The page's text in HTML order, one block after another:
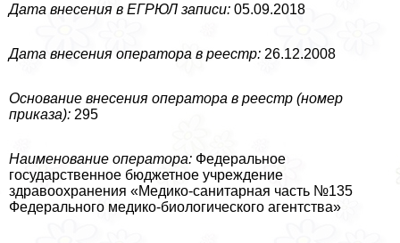
Дата внесения в ЕГРЮЛ записи: 05.09.2018
Дата внесения оператора в реестр: 26.12.2008
Основание внесения оператора в реестр (номер
приказа): 295
Наименование оператора: Федеральное
государственное бюджетное учреждение
здравоохранения «Медико-санитарная часть №135
Федерального медико-биологического агентства»